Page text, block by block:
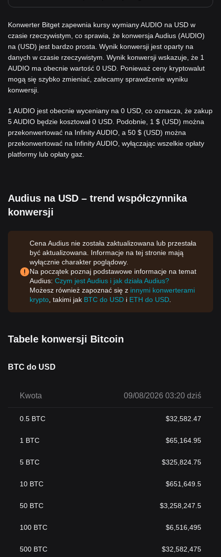
Konwerter Bitget zapewnia kursy wymiany AUDIO na USD w
czasie rzeczywistym, co sprawia, że konwersja Audius (AUDIO)
na (USD) jest bardzo prosta. Wynik konwersji jest oparty na
danych w czasie rzeczywistym. Wynik konwersji wskazuje, że 1
AUDIO ma obecnie wartość 0 USD. Ponieważ ceny kryptowalut
mogą się szybko zmieniać, zalecamy sprawdzenie wyniku
konwersji.
1 AUDIO jest obecnie wyceniany na 0 USD, co oznacza, że zakup
5 AUDIO będzie kosztował 0 USD. Podobnie, 1 $ (USD) można
przekonwertować na Infinity AUDIO, a 50 $ (USD) można
przekonwertować na Infinity AUDIO, wyłączając wszelkie opłaty
platformy lub opłaty gaz.
Audius na USD – trend współczynnika
konwersji
Cena Audius nie została zaktualizowana lub przestała
być aktualizowana. Informacje na tej stronie mają
wyłącznie charakter poglądowy.
Na początek poznaj podstawowe informacje na temat
Audius: Czym jest Audius i jak działa Audius?
Możesz również zapoznać się z innymi konwerterami
krypto , takimi jak BTC do USD i ETH do USD
Tabele konwersji Bitcoin
BTC do USD
Kwota 09/08/2026 03:20 dziś
0.5 BTC $32,582.47
1 BTC $65,164.95
5 BTC $325,824.75
10 BTC $651,649.5
50 BTC $3,258,247.5
100 BTC $6,516,495
500 BTC $32,582,475